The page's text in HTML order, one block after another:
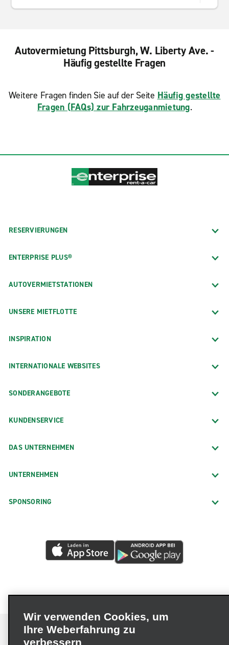
Autovermietung Pittsburgh, W. Liberty Ave. -
Häufig gestellte Fragen
Weitere Fragen finden Sie auf der Seite Häufig gestellte
Fragen (FAQs) zur Fahrzeuganmietung.
RESERVIERUNGEN
ENTERPRISE PLUS®
AUTOVERMIETSTATIONEN
UNSERE MIETFLOTTE
INSPIRATION
INTERNATIONALE WEBSITES
SONDERANGEBOTE
KUNDENSERVICE
DAS UNTERNEHMEN
UNTERNEHMEN
SPONSORING
Wir verwenden Cookies, um
Ihre Weberfahrung zu
verbessern